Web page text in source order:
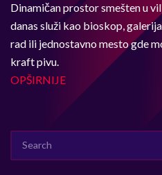
Dinamičan prostor smešten u
danas služi kao bioskop,
rad ili jednostavno mesto gde
kraft pivu.
OPŠIRNIJE
FOR: